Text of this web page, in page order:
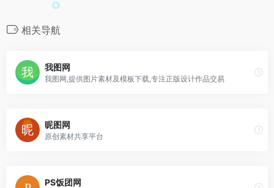
相关导航
我图网
我图网,提供图片素材及模板下载,专注正版设计作品交易
昵图网
原创素材共享平台
PS饭团网